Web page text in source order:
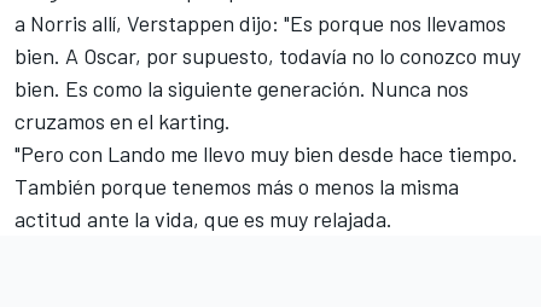
a Norris allí, Verstappen dijo: "Es porque nos llevamos
bien. A Oscar, por supuesto, todavía no lo conozco muy
bien. Es como la siguiente generación. Nunca nos
cruzamos en el karting.
"Pero con Lando me llevo muy bien desde hace tiempo.
También porque tenemos más o menos la misma
actitud ante la vida, que es muy relajada.